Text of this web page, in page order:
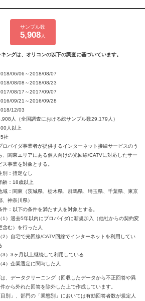
サンプル数
5,908人
ングは、オリコンの以下の調査に基づいています。
06/06～2018/08/07
08/08～2018/08/23
08/17～2017/09/07
09/21～2016/09/28
12/03
人（全国調査における総サンプル数29,179人）
人以上
社
ロバイダ事業者が提供するインターネット接続サービスのう
、関東エリアにある個人向けの光回線/CATVに対応したサー
ス事業を対象とする。
別：指定なし
齢：18歳以上
域：関東（茨城県、栃木県、群馬県、埼玉県、千葉県、東京
、神奈川県）
件：以下の条件を満たす人を対象とする。
（1）過去5年以内にプロバイダに新規加入（他社からの契約変
含む）を行った人
（2）自宅で光回線/CATV回線でインターネットを利用してい
（3）3ヶ月以上継続して利用している
（4）企業選定に関与した人
、データクリーニング（回収したデータから不正回答や異
から外れた回答を除外した上で作成しています。
別」、部門の「業態別」においては有効回答者数が規定人